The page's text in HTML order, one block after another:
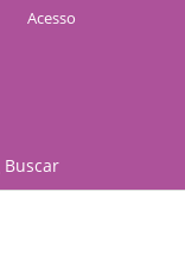
Buscar
Acesso